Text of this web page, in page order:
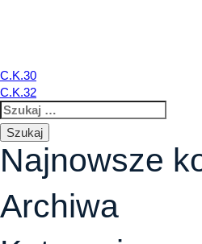
Nawigacja
wpisu
C.K.30
C.K.32
Szukaj:
Najnowsze
Archiwa